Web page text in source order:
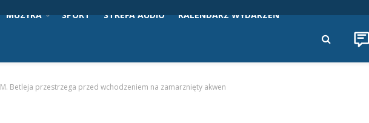
MUZYKA SPORT STREFA AUDIO KALENDARZ WYDARZEŃ
M. Betleja przestrzega przed wchodzeniem na zamarznięty akwen